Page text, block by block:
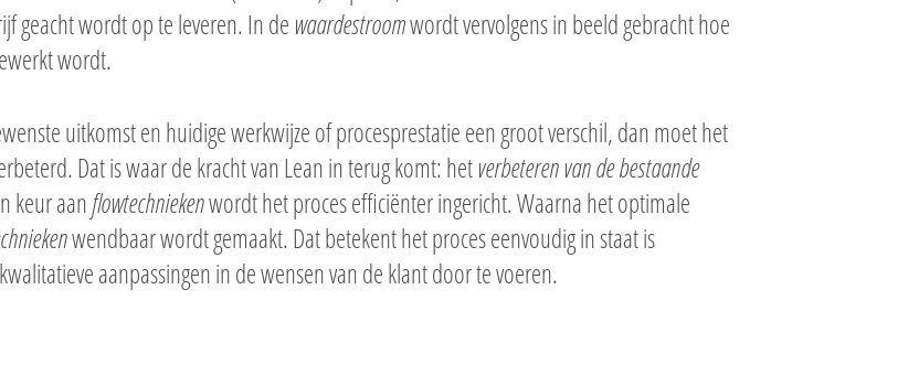
geacht wordt op te leveren. In de waardestroomwordt vervolgens in beeld gebracht hoe
wordt.
uitkomst en huidige werkwijze of procesprestatie een groot verschil, dan moet het
Dat is waar de kracht van Lean in terug komt: hetverbeteren van de bestaande
keur aanflowtechniekenwordt het proces efficiënter ingericht. Waarna het optimale
wendbaar wordt gemaakt. Dat betekent het proces eenvoudig in staat is
aanpassingen in de wensen van de klant door te voeren.